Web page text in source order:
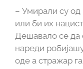
– Умирали су
или би их
Дешавало се да
нареди
оде а стражар